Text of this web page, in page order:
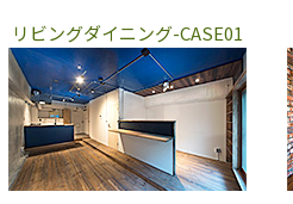
リビングダイニング-CASE01